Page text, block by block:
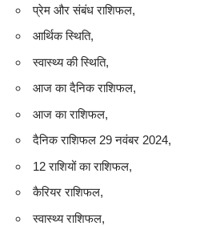
प्रेम और संबंध राशिफल,
आर्थिक स्थिति,
स्वास्थ्य की स्थिति,
आज का दैनिक राशिफल,
आज का राशिफल,
दैनिक राशिफल 29 नवंबर 2024,
12 राशियों का राशिफल,
कैरियर राशिफल,
स्वास्थ्य राशिफल,